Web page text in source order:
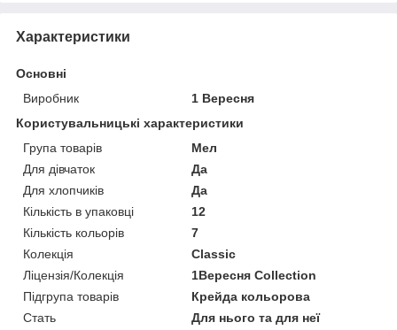
Характеристики
Основні
Виробник
1 Вересня
Користувальницькі характеристики
Група товарів
Мел
Для дівчаток
Да
Для хлопчиків
Да
Кількість в упаковці
12
Кількість кольорів
7
Колекція
Classic
Ліцензія/Колекція
1Вересня Collection
Підгрупа товарів
Крейда кольорова
Стать
Для нього та для неї